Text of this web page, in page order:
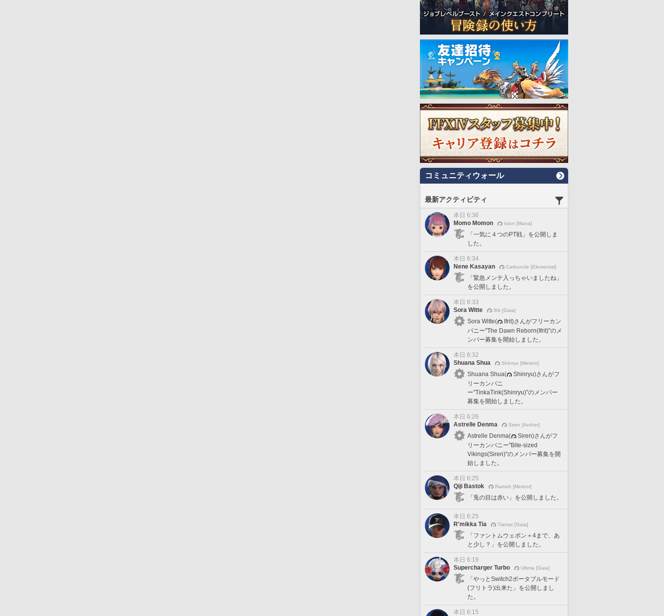
コミュニティウォール
最新アクティビティ
本日 6:36
Momo Momon
Ixion [Mana]
「一気に４つのPT戦」を公開しま
した。
本日 6:34
Nene Kasayan
Carbuncle [Elemental]
「緊急メンテ入っちゃいましたね」
を公開しました。
本日 6:33
Sora Witte
Ifrit [Gaia]
Sora Witte(
Ifrit)さんがフリーカン
パニー"The Dawn Reborn(Ifrit)"のメ
ンバー募集を開始しました。
本日 6:32
Shuana Shua
Shinryu [Meteor]
Shuana Shua(
Shinryu)さんがフ
リーカンパニ
ー"TinkaTink(Shinryu)"のメンバー
募集を開始しました。
本日 6:26
Astrelle Denma
Siren [Aether]
Astrelle Denma(
Siren)さんがフ
リーカンパニー"Bite-sized
Vikings(Siren)"のメンバー募集を開
始しました。
本日 6:25
Qiji Bastok
Ramuh [Meteor]
「兎の目は赤い」を公開しました。
本日 6:25
R'mikka Tia
Tiamat [Gaia]
「ファントムウェポン＋4まで、あ
と少し？」を公開しました。
本日 6:19
Supercharger Turbo
Ultima [Gaia]
「やっとSwitch2ポータブルモード
(フリトラ)出来た」を公開しまし
た。
本日 6:15